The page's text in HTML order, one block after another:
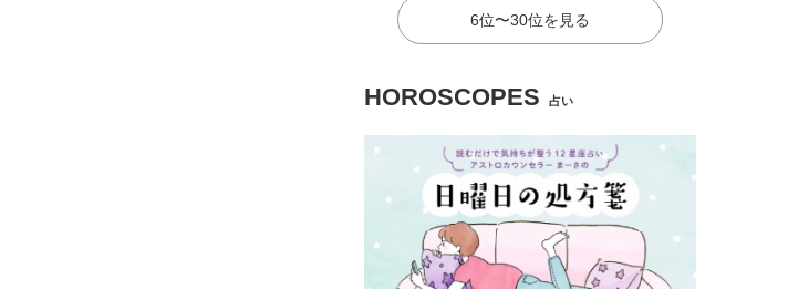
6位〜30位を見る
HOROSCOPES 占い